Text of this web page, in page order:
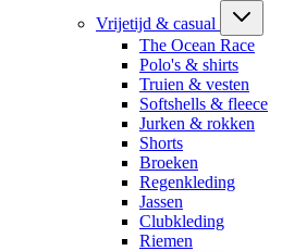
Vrijetijd & casual
The Ocean Race
Polo's & shirts
Truien & vesten
Softshells & fleece
Jurken & rokken
Shorts
Broeken
Regenkleding
Jassen
Clubkleding
Riemen